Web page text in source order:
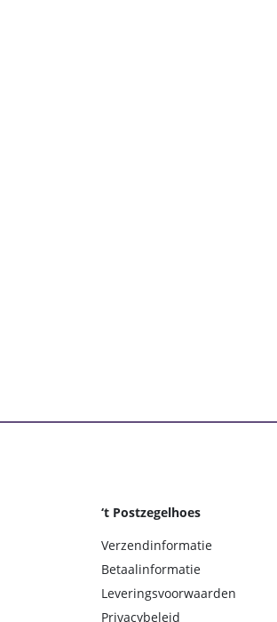
‘t Postzegelhoes
Verzendinformatie
Betaalinformatie
Leveringsvoorwaarden
Privacybeleid